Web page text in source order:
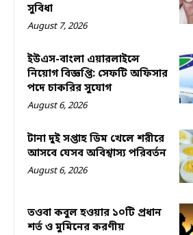
সুবিধা
August 7, 2026
ইউএস-বাংলা এয়ারলাইন্সে
নিয়োগ বিজ্ঞপ্তি: সেফটি অফিসার
পদে চাকরির সুযোগ
August 6, 2026
টানা দুই সপ্তাহ ডিম খেলে শরীরে
আসবে যেসব অবিশ্বাস্য পরিবর্তন
August 6, 2026
তওবা কবুল হওয়ার ১০টি প্রধান
শর্ত ও মুমিনের করণীয়